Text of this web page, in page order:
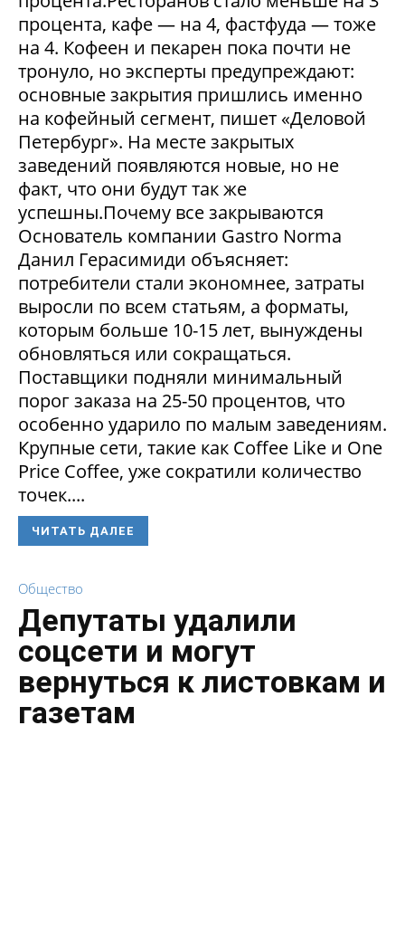
процента, кафе — на 4, фастфуда — тоже
на 4. Кофеен и пекарен пока почти не
тронуло, но эксперты предупреждают:
основные закрытия пришлись именно
на кофейный сегмент, пишет «Деловой
Петербург». На месте закрытых
заведений появляются новые, но не
факт, что они будут так же
успешны.Почему все закрываются
Основатель компании Gastro Norma
Данил Герасимиди объясняет:
потребители стали экономнее, затраты
выросли по всем статьям, а форматы,
которым больше 10-15 лет, вынуждены
обновляться или сокращаться.
Поставщики подняли минимальный
порог заказа на 25-50 процентов, что
особенно ударило по малым заведениям.
Крупные сети, такие как Coffee Like и One
Price Coffee, уже сократили количество
точек....
ЧИТАТЬ ДАЛЕЕ
Общество
Депутаты удалили
соцсети и могут
вернуться к листовкам и
газетам